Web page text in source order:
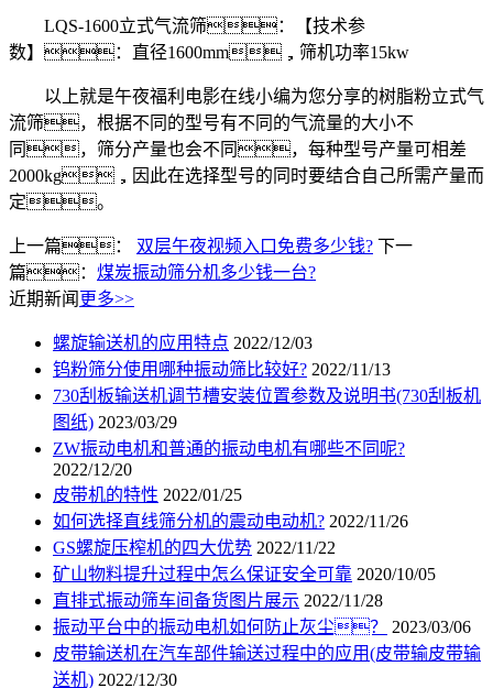
LQS-1600立式气流筛：【技术参
数】：直径1600mm，筛机功率15kw
以上就是午夜福利电影在线小编为您分享的树脂粉立式气
流筛，根据不同的型号有不同的气流量的大小不
同，筛分产量也会不同，每种型号产量可相差
2000kg，因此在选择型号的同时要结合自己所需产量而
定。
上一篇： 双层午夜视频入口免费多少钱? 下一
篇： 煤炭振动筛分机多少钱一台?
近期新闻 更多>>
螺旋输送机的应用特点 2022/12/03
钨粉筛分使用哪种振动筛比较好? 2022/11/13
730刮板输送机调节槽安装位置参数及说明书(730刮板机
图纸) 2023/03/29
ZW振动电机和普通的振动电机有哪些不同呢?
2022/12/20
皮带机的特性 2022/01/25
如何选择直线筛分机的震动电动机? 2022/11/26
GS螺旋压榨机的四大优势 2022/11/22
矿山物料提升过程中怎么保证安全可靠 2020/10/05
直排式振动筛车间备货图片展示 2022/11/28
振动平台中的振动电机如何防止灰尘？
2023/03/06
皮带输送机在汽车部件输送过程中的应用(皮带输皮带输
送机) 2022/12/30